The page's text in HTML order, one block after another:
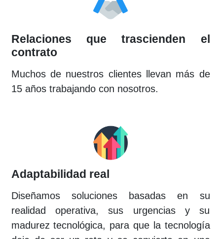
Relaciones que trascienden el
contrato
Muchos de nuestros clientes llevan más de
15 años trabajando con nosotros.
Adaptabilidad real
Diseñamos soluciones basadas en su
realidad operativa, sus urgencias y su
madurez tecnológica, para que la tecnología